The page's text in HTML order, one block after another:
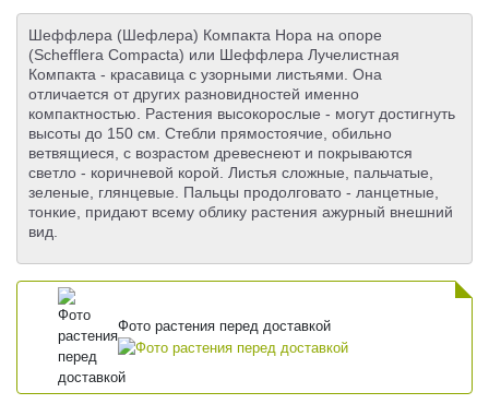
Шеффлера (Шефлера) Компакта Нора на опоре
(Schefflera Compacta) или Шеффлера Лучелистная
Компакта - красавица с узорными листьями. Она
отличается от других разновидностей именно
компактностью. Растения высокорослые - могут достигнуть
высоты до 150 см. Стебли прямостоячие, обильно
ветвящиеся, с возрастом древеснеют и покрываются
светло - коричневой корой. Листья сложные, пальчатые,
зеленые, глянцевые. Пальцы продолговато - ланцетные,
тонкие, придают всему облику растения ажурный внешний
вид.
Фото растения перед доставкой